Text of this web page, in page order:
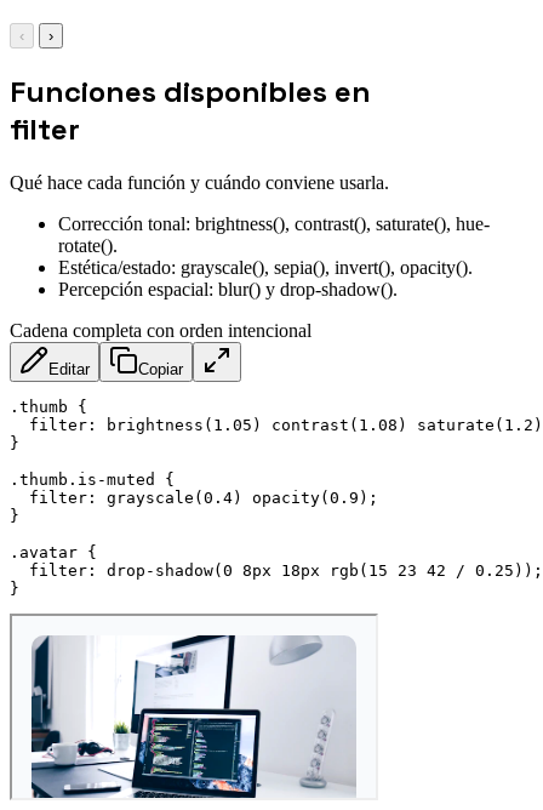
‹ ›
Funciones disponibles en
filter
Qué hace cada función y cuándo conviene usarla.
Corrección tonal: brightness(), contrast(), saturate(), hue-
rotate().
Estética/estado: grayscale(), sepia(), invert(), opacity().
Percepción espacial: blur() y drop-shadow().
Cadena completa con orden intencional
Editar Copiar
.thumb
{
filter : brightness ( 1.05 ) contrast ( 1.08 ) saturate ( 1.2 )
}
.thumb.is-muted
{
filter : grayscale (0.4) opacity(0.9 ) ;
}
.avatar {
filter : drop-shadow(0 8px 18px rgb ( 15 23 42 / 0.25 ) ) ;
}